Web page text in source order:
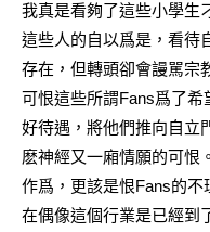
我真是看夠了這些小學生
這些人的自以爲是，看待
存在，但轉頭卻會謾駡宗
可恨這些所謂Fans爲了希
好待遇，將他們推向自立
麽神經又一廂情願的可恨
作爲，更該是恨Fans的不
在偶像這個行業是已經到